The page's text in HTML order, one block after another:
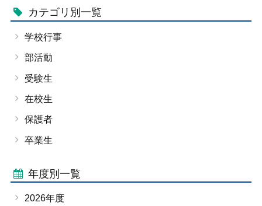
カテゴリ別一覧
学校行事
部活動
受験生
在校生
保護者
卒業生
年度別一覧
2026年度